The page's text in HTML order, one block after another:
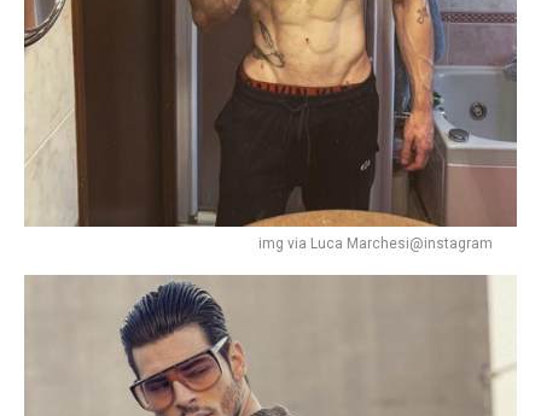
img via Luca Marchesi@instagram